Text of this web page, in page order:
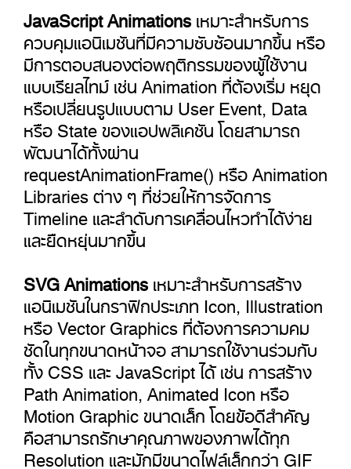
JavaScript Animationsเหมาะสำหรับการ
ควบคุมแอนิเมชันที่มีความซับซ้อนมากขึ้น หรือ
มีการตอบสนองต่อพฤติกรรมของผู้ใช้งาน
แบบเรียลไทม์ เช่น Animation ที่ต้องเริ่ม หยุด
หรือเปลี่ยนรูปแบบตาม User Event, Data
หรือ State ของแอปพลิเคชัน โดยสามารถ
พัฒนาได้ทั้งผ่าน
requestAnimationFrame() หรือ Animation
Libraries ต่าง ๆ ที่ช่วยให้การจัดการ
Timeline และลำดับการเคลื่อนไหวทำได้ง่าย
และยืดหยุ่นมากขึ้น
SVG Animationsเหมาะสำหรับการสร้าง
แอนิเมชันในกราฟิกประเภท Icon, Illustration
หรือVector Graphicsที่ต้องการความคม
ชัดในทุกขนาดหน้าจอ สามารถใช้งานร่วมกับ
ทั้งCSS และJavaScriptได้ เช่น การสร้าง
Path Animation, Animated Icon หรือ
Motion Graphicขนาดเล็ก โดยข้อดีสำคัญ
คือสามารถรักษาคุณภาพของภาพได้ทุก
Resolution และมักมีขนาดไฟล์เล็กกว่าGIF